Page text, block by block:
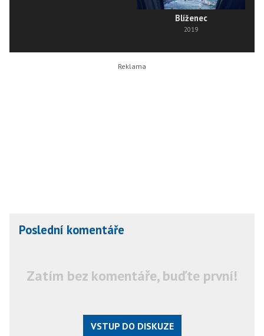
Blíženec
2019
Poslední komentáře
Zatím bez komentáře, buďte první!
VSTUP DO DISKUZE